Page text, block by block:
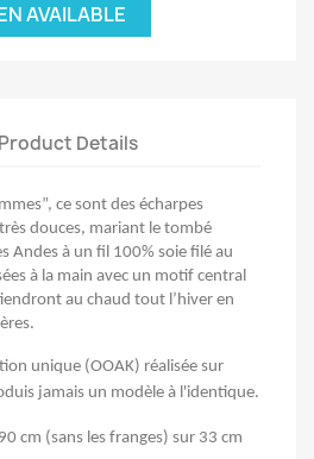
AVAILABLE
Product Details
ce sont des écharpes
douces, mariant le tombé
Andes à un fil 100% soie filé au
à la main avec un motif central
au chaud tout l’hiver en
unique (OOAK) réalisée sur
jamais un modèle à l'identique.
cm (sans les franges) sur 33 cm